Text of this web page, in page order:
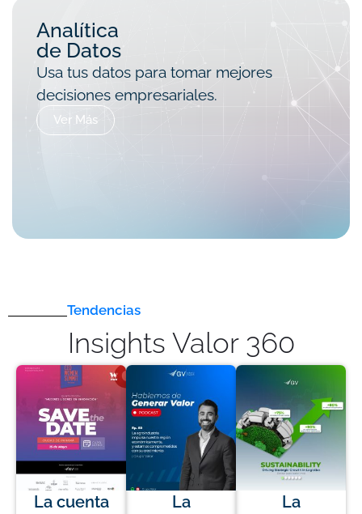
Analítica
de Datos
Usa tus datos para tomar mejores
decisiones empresariales.
Ver Más
Tendencias
Insights Valor 360
La cuenta
La
La